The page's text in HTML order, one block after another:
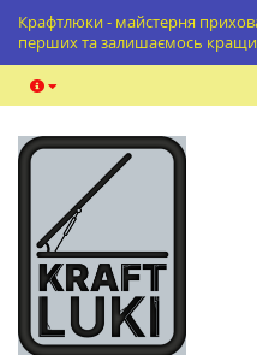
Крафтлюки - майстерня
перших та залишаємось